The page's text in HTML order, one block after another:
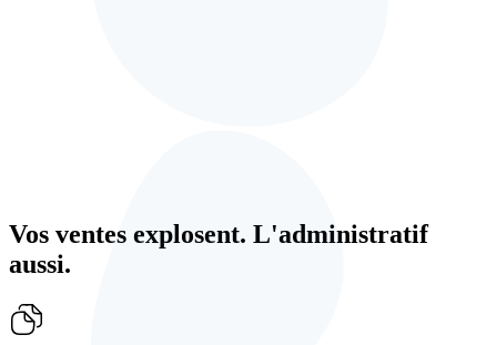
Vos ventes explosent. L'administratif
aussi.